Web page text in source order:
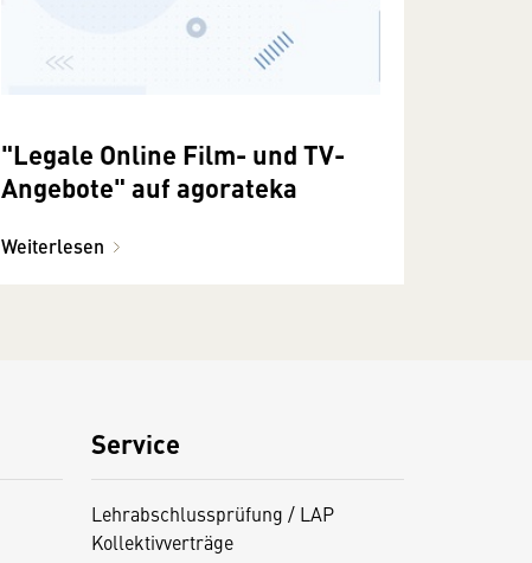
"Legale Online Film- und TV-
Angebote" auf agorateka
Weiterlesen
Service
Lehrabschlussprüfung / LAP
Kollektivverträge